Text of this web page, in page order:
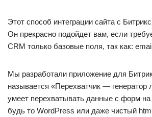
Этот способ интеграции сайта с
Он прекрасно подойдет вам, если
CRM только базовые поля, так как:
Мы разработали приложение для
называется «Перехватчик — генератор
умеет перехватывать данные с форм
будь то WordPress или даже чистый